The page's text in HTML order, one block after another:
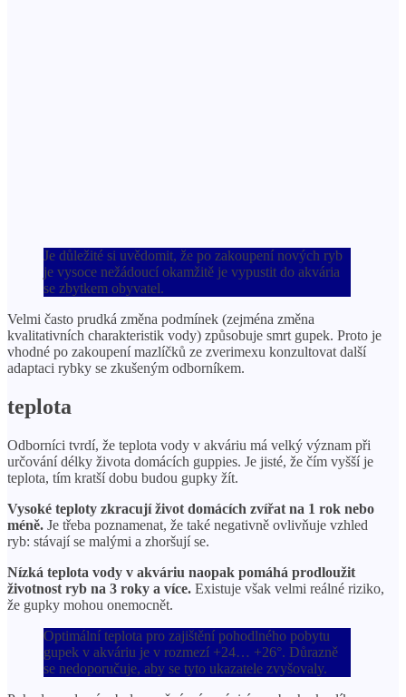
Je důležité si uvědomit, že po zakoupení nových ryb
je vysoce nežádoucí okamžitě je vypustit do akvária
se zbytkem obyvatel.
Velmi často prudká změna podmínek (zejména změna
kvalitativních charakteristik vody) způsobuje smrt gupek. Proto je
vhodné po zakoupení mazlíčků ze zverimexu konzultovat další
adaptaci rybky se zkušeným odborníkem.
teplota
Odborníci tvrdí, že teplota vody v akváriu má velký význam při
určování délky života domácích guppies. Je jisté, že čím vyšší je
teplota, tím kratší dobu budou gupky žít.
Vysoké teploty zkracují život domácích zvířat na 1 rok nebo
méně. Je třeba poznamenat, že také negativně ovlivňuje vzhled
ryb: stávají se malými a zhoršují se.
Nízká teplota vody v akváriu naopak pomáhá prodloužit
životnost ryb na 3 roky a více. Existuje však velmi reálné riziko,
že gupky mohou onemocnět.
Optimální teplota pro zajištění pohodlného pobytu
gupek v akváriu je v rozmezí +24… +26°. Důrazně
se nedoporučuje, aby se tyto ukazatele zvyšovaly.